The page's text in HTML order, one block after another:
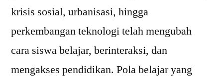
krisis sosial, urbanisasi, hingga
perkembangan teknologi telah mengubah
cara siswa belajar, berinteraksi, dan
mengakses pendidikan. Pola belajar yang